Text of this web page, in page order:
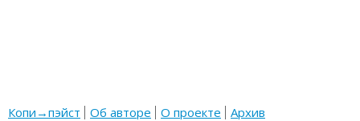
Копи→пэйст Об авторе О проекте Архив